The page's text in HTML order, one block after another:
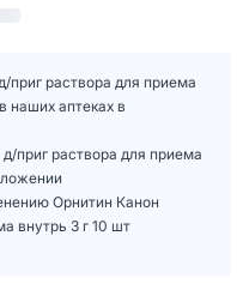
приг раствора для приема
наших аптеках в
приг раствора для приема
Орнитин Канон
внутрь 3 г 10 шт